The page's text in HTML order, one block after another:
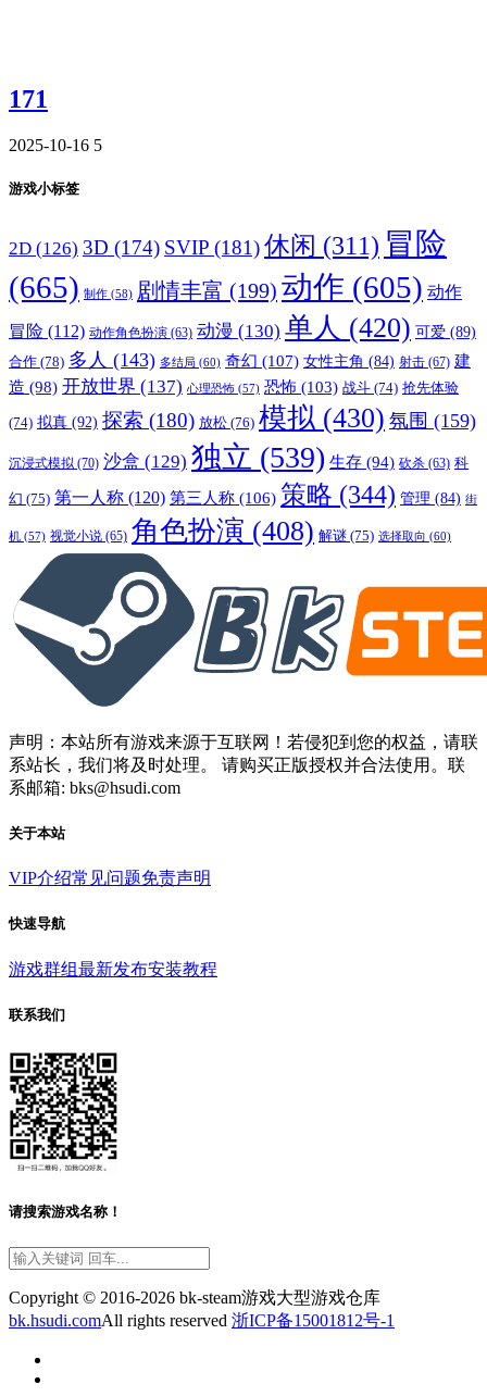
171
2025-10-16 5
游戏小标签
2D (126) 3D (174) SVIP (181)休闲 (311) 冒险
(665) 制作 (58) 剧情丰富 (199) 动作 (605) 动作
冒险 (112) 动作角色扮演 (63) 动漫 (130) 单人 (420) 可爱 (89)
合作 (78) 多人 (143) 多结局 (60) 奇幻 (107) 女性主角 (84) 射击 (67) 建
造 (98) 开放世界 (137) 心理恐怖 (57) 恐怖 (103) 战斗 (74) 抢先体验
(74) 拟真 (92) 探索 (180) 放松 (76) 模拟 (430) 氛围 (159)
沉浸式模拟 (70) 沙盒 (129) 独立 (539) 生存 (94) 砍杀 (63) 科
幻 (75) 第一人称 (120) 第三人称 (106) 策略 (344) 管理 (84) 街
机 (57) 视觉小说 (65) 角色扮演 (408) 解谜 (75) 选择取向 (60)
声明：本站所有游戏来源于互联网！若侵犯到您的权益，请联
系站长，我们将及时处理。 请购买正版授权并合法使用。联
系邮箱: bks@hsudi.com
关于本站
VIP介绍常见问题免责声明
快速导航
游戏群组最新发布安装教程
联系我们
请搜索游戏名称！
Copyright © 2016-2026 bk-steam游戏大型游戏仓库
bk.hsudi.comAll rights reserved 浙ICP备15001812号-1